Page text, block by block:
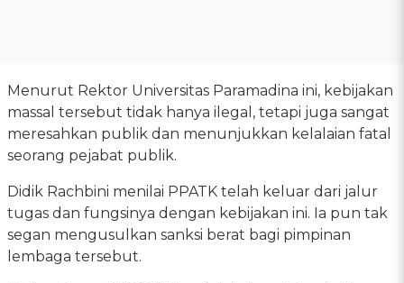
Menurut Rektor Universitas Paramadina ini, kebijakan
massal tersebut tidak hanya ilegal, tetapi juga sangat
meresahkan publik dan menunjukkan kelalaian fatal
seorang pejabat publik.
Didik Rachbini menilai PPATK telah keluar dari jalur
tugas dan fungsinya dengan kebijakan ini. Ia pun tak
segan mengusulkan sanksi berat bagi pimpinan
lembaga tersebut.